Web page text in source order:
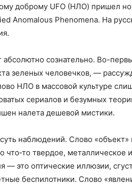
доброму UFO (НЛО) пришел
Anomalous Phenomena. На
сознательно. Во-
зеленых человечков, —
НЛО в массовой культуре
сериалов и безумных
налета дешевой мистики.
наблюдений. Слово «объект»
что‑то твердое, металлическое
это оптические иллюзии,
беспилотники. Слово